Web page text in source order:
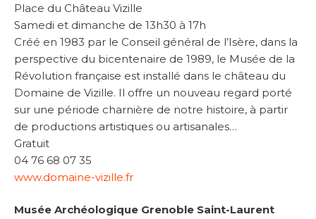
Place du Château Vizille
Samedi et dimanche de 13h30 à 17h
Créé en 1983 par le Conseil général de l’Isère, dans la
perspective du bicentenaire de 1989, le Musée de la
Révolution française est installé dans le château du
Domaine de Vizille. Il offre un nouveau regard porté
sur une période charnière de notre histoire, à partir
de productions artistiques ou artisanales…
Gratuit
04 76 68 07 35
www.domaine-vizille.fr
Musée Archéologique Grenoble Saint-Laurent